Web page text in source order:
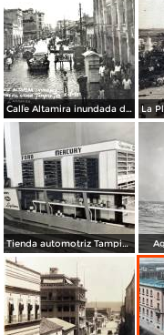
Calle Altamira inundada despues del ciclon del 2 de Octubre de 1933.
Tienda automotriz Tampico, Tamaulipas ( Fechada el 25 de Junioo de 1951 ).